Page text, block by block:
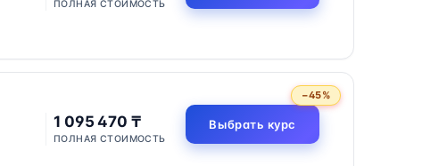
ПОЛНАЯ СТОИМОСТЬ
−45%
1 095 470 ₸
ПОЛНАЯ СТОИМОСТЬ
Выбрать курс